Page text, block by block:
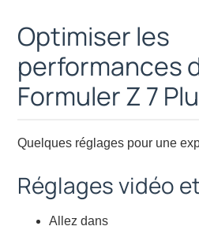
Optimiser les
performances
Formuler Z 7
Quelques réglages pour une
Réglages vidéo
Allez dans